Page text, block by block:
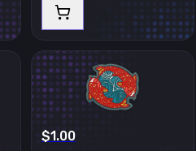
$1.00